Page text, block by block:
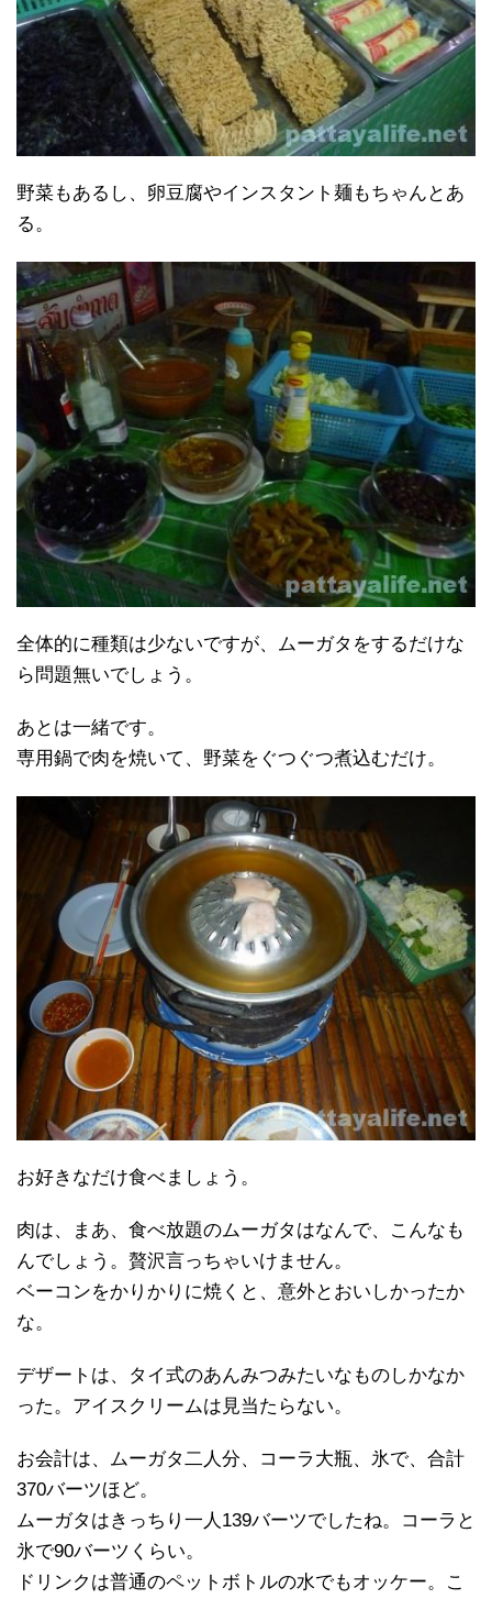
野菜もあるし、卵豆腐やインスタント麺もちゃんとあ
る。
全体的に種類は少ないですが、ムーガタをするだけな
ら問題無いでしょう。
あとは一緒です。
専用鍋で肉を焼いて、野菜をぐつぐつ煮込むだけ。
お好きなだけ食べましょう。
肉は、まあ、食べ放題のムーガタはなんで、こんなも
んでしょう。贅沢言っちゃいけません。
ベーコンをかりかりに焼くと、意外とおいしかったか
な。
デザートは、タイ式のあんみつみたいなものしかなか
った。アイスクリームは見当たらない。
お会計は、ムーガタ二人分、コーラ大瓶、氷で、合計
370バーツほど。
ムーガタはきっちり一人139バーツでしたね。コーラと
氷で90バーツくらい。
ドリンクは普通のペットボトルの水でもオッケー。こ